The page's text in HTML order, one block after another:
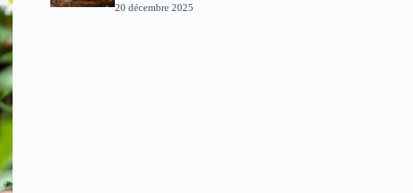
20 décembre 2025